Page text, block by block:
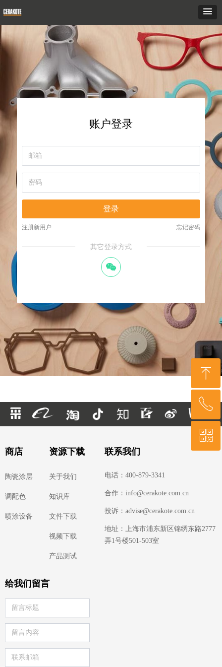
登录
忘记密码
注册新用户
其它登录方式
너
账户登录
商店
陶瓷涂层
调配色
喷涂设备
资源下载
关于我们
知识库
文件下载
视频下载
产品测试
给我们留言
联系我们
电话：400-879-3341
合作：info@cerakote.com.cn
投诉：advise@cerakote.com.cn
地址：上海市浦东新区锦绣东路2777
弄1号楼501-503室
ꁸ
回到顶部
ꂅ
400-879-3341
ꀥ